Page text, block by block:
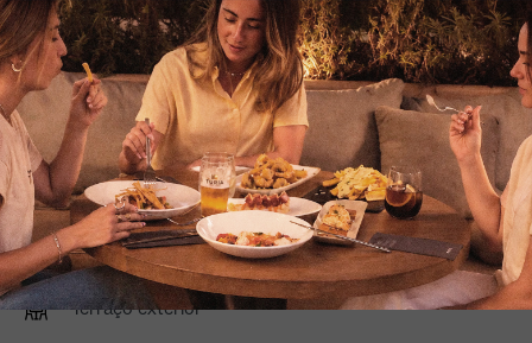
Calle del Potosí 2 (Centro Comercial La Maquinista),
08003, Barcelona
645 386 066 - Horário de funcionamento: de
segunda-feira a domingo, das 13h00 às 17h00 e das
20h00 às 23h30
Meio-dia de domingo a quinta-feira: 13:00 a 16:30
Meio-dia de sexta-feira e sábado: 12:30 a 16:30
Noites de domingo a quinta-feira: 20:00 a 22:30
Sexta-feira e sábado: 20:00 a 23:30
Terraço exterior